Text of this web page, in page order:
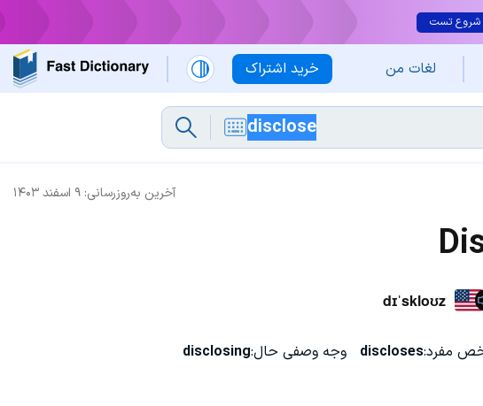
شروع تست
خرید اشتراک لغات من
آخرین به‌روزرسانی: ۹ اسفند ۱۴۰۳
dɪˈskloʊz
مفرد:discloses وجه وصفی حال:disclosing